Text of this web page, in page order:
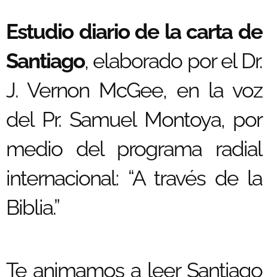
Estudio diario de la carta de
Santiago, elaborado por el Dr.
J. Vernon McGee, en la voz
del Pr. Samuel Montoya, por
medio del programa radial
internacional: “A través de la
Biblia.”
Te animamos a leer Santiago